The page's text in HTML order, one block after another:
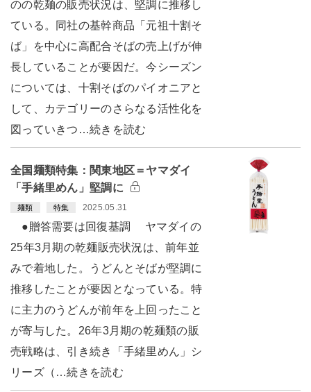
のの乾麺の販売状況は、堅調に推移し
ている。同社の基幹商品「元祖十割そ
ば」を中心に高配合そばの売上げが伸
長していることが要因だ。今シーズン
については、十割そばのパイオニアと
して、カテゴリーのさらなる活性化を
図っていきつ…続きを読む
全国麺類特集：関東地区＝ヤマダイ
「手緒里めん」堅調に
麺類 特集 2025.05.31
●贈答需要は回復基調 ヤマダイの
25年3月期の乾麺販売状況は、前年並
みで着地した。うどんとそばが堅調に
推移したことが要因となっている。特
に主力のうどんが前年を上回ったこと
が寄与した。26年3月期の乾麺類の販
売戦略は、引き続き「手緒里めん」シ
リーズ（…続きを読む